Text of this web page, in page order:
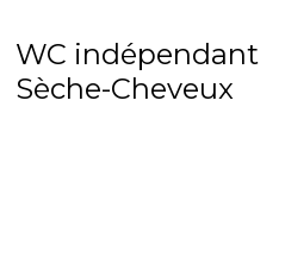
WC indépendant
Sèche-Cheveux